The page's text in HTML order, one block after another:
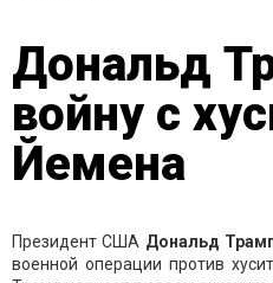
Дональд
войну с
Йемена
Президент США Дональд
военной операции против